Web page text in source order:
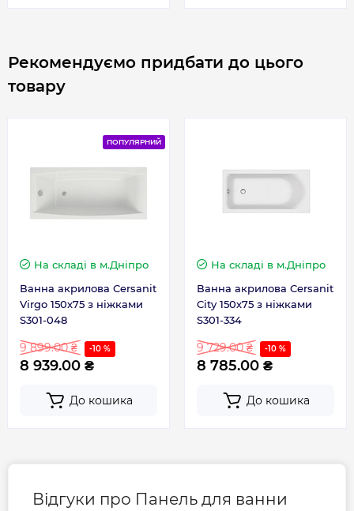
Рекомендуємо придбати до цього
товару
ПОПУЛЯРНИЙ
На складі в м.Дніпро
Ванна акрилова Cersanit
Virgo 150х75 з ніжками
S301-048
9 899.00 ₴ -10 %
8 939.00 ₴
До кошика
На складі в м.Дніпро
Ванна акрилова Cersanit
City 150х75 з ніжками
S301-334
9 729.00 ₴ -10 %
8 785.00 ₴
До кошика
Відгуки про Панель для ванни